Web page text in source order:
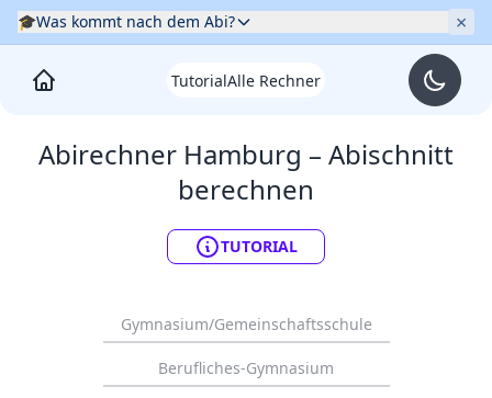
🎓Was kommt nach dem Abi? ×
TutorialAlle Rechner
Abirechner Hamburg – Abischnitt
berechnen
TUTORIAL
Gymnasium/Gemeinschaftsschule
Berufliches-Gymnasium